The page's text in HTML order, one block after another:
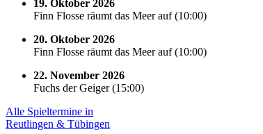
19. Oktober 2026
Finn Flosse räumt das Meer auf(10:00)
20. Oktober 2026
Finn Flosse räumt das Meer auf(10:00)
22. November 2026
Fuchs der Geiger(15:00)
Alle Spieltermine in
Reutlingen & Tübingen